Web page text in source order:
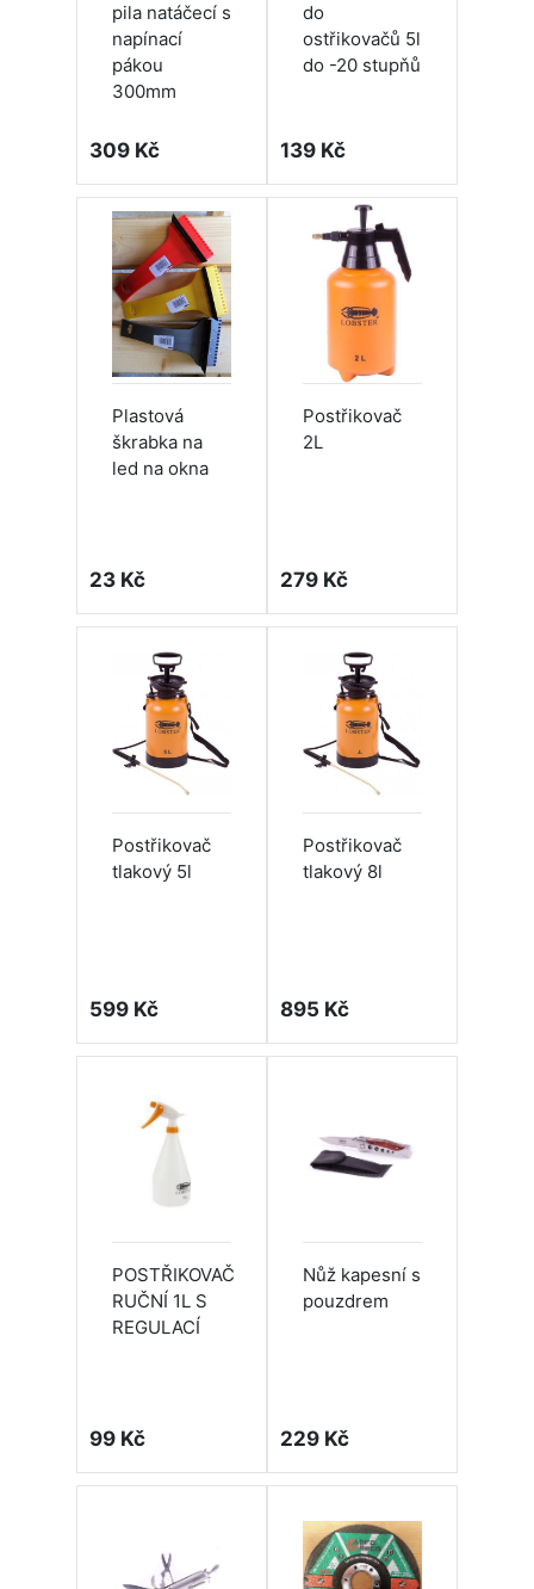
pila natáčecí s
napínací
pákou
300mm
309 Kč
do
ostřikovačů 5l
do -20 stupňů
139 Kč
Plastová
škrabka na
led na okna
23 Kč
Postřikovač
2L
279 Kč
Postřikovač
tlakový 5l
599 Kč
Postřikovač
tlakový 8l
895 Kč
POSTŘIKOVAČ
RUČNÍ 1L S
REGULACÍ
99 Kč
Nůž kapesní s
pouzdrem
229 Kč